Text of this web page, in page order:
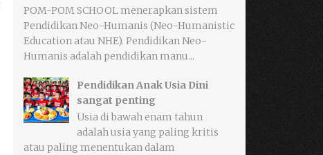
POM-POM SCHOOL menerapkan sistem
Pendidikan Neo-Humanis (Neo-Humanistic
Education atau NHE). Pendidikan Neo-
Humanis adalah pendidikan manu...
Pendidikan Anak Usia Dini
sangat penting
Usia di bawah enam tahun
adalah usia yang paling kritis
atau paling menentukan dalam